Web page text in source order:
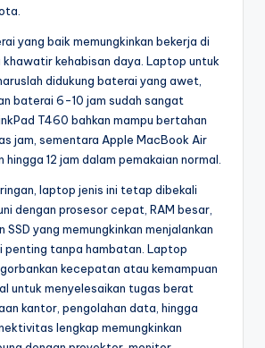
yang baik memungkinkan bekerja di
kehabisan daya. Laptop untuk
didukung baterai yang awet,
baterai 6-10 jam sudah sangat
T460 bahkan mampu bertahan
jam, sementara Apple MacBook Air
12 jam dalam pemakaian normal.
laptop jenis ini tetap dibekali
dengan prosesor cepat, RAM besar,
SSD yang memungkinkan menjalankan
penting tanpa hambatan. Laptop
kecepatan atau kemampuan
untuk menyelesaikan tugas berat
kantor, pengolahan data, hingga
lengkap memungkinkan